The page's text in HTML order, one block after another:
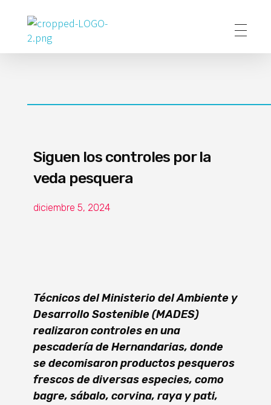
Poder Agropecuario
Siguen los controles por la
veda pesquera
diciembre 5, 2024
Técnicos del Ministerio del Ambiente y
Desarrollo Sostenible (MADES)
realizaron controles en una
pescadería de Hernandarias, donde
se decomisaron productos pesqueros
frescos de diversas especies, como
bagre, sábalo, corvina, raya y pati,